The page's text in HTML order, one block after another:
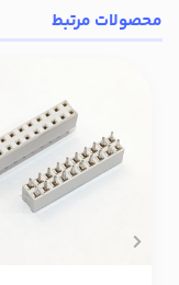
محصولات مرتبط